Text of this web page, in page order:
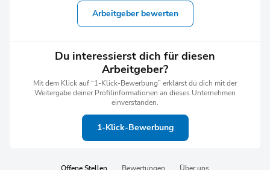
Arbeitgeber bewerten
Du interessierst dich für diesen
Arbeitgeber?
Mit dem Klick auf “1-Klick-Bewerbung” erklärst du dich mit der
Weitergabe deiner Profilinformationen an dieses Unternehmen
einverstanden.
1-Klick-Bewerbung